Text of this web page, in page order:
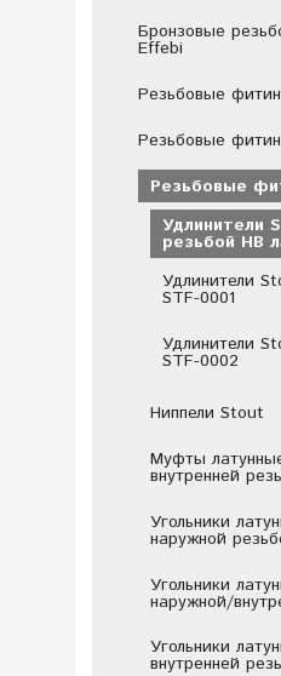
Бронзовые
Effebi
Резьбовые
Резьбовые
Резьбовые
Удлинители
резьбой НВ
Удлинители
STF-0001
Удлинители
STF-0002
Ниппели Stout
Муфты
внутренней
Угольники
наружной
Угольники
наружной/
Угольники
внутренней